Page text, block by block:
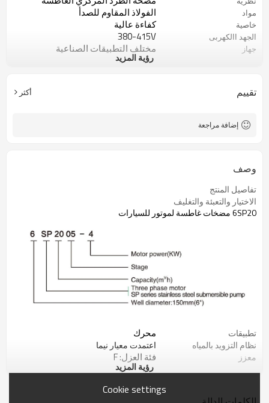
مواد الفولاذ المقاوم للصدأ
خاصية كفاءة عالية
الجهد االكهربى 380-415V
جهاز مختلف التطبيقات الصناعية
علبة أو حالة خشبية
قياسي أو غير قياسي
رؤية المزيد
تقييم أكثر
إضافة مراجعة
وصف
تفاصيل المنتج
الاختيار والتعبئة والتغليف
6SP20 مضخات غاطسة لموتور للسيارات
تطبيقات
نظام التزويد بالمياه
معزز
محرك
اعتمدت معيار نيما
فئة العزل: F
درجة الحماية: IP 68
أقصى قطر جيد: Φ143mm
رؤية المزيد
Cookie settings